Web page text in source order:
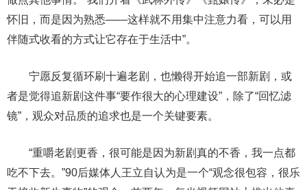
怀旧，而是因为熟悉——这样就不用集中注意力看，可以用
伴随式收看的方式让它存在于生活中”。
宁愿反复循环刷十遍老剧，也懒得开始追一部新剧，或
者是觉得追新剧这件事“要作很大的心理建设”，除了“回忆滤
镜”，观众对品质的追求也是一个关键要素。
“重嚼老剧更香，很可能是因为新剧真的不香，我一点都
吃不下去。”90后媒体人王立自认为是一个“观念很包容，很乐